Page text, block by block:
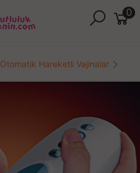
0
Otomatik Hareketli Vajinalar